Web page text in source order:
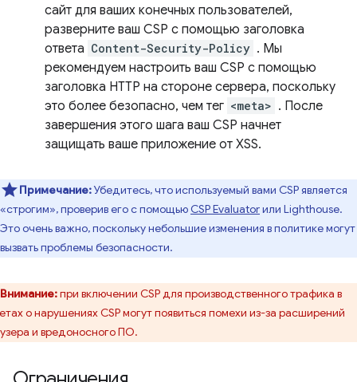
сайт для ваших конечных пользователей,
разверните ваш CSP с помощью заголовка
ответа Content-Security-Policy . Мы
рекомендуем настроить ваш CSP с помощью
заголовка HTTP на стороне сервера, поскольку
это более безопасно, чем тег <meta> . После
завершения этого шага ваш CSP начнет
защищать ваше приложение от XSS.
Примечание:Убедитесь, что используемый вами CSP является
«строгим», проверив его с помощью CSP Evaluatorили Lighthouse.
Это очень важно, поскольку небольшие изменения в политике могут
вызвать проблемы безопасности.
Внимание:при включении CSP для производственного трафика в
о нарушениях CSP могут появиться помехи из-за расширений
и вредоносного ПО.